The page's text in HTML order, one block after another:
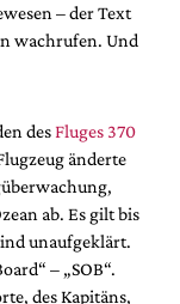
– der Text
wachrufen. Und
desFluges 370
änderte
ab. Es gilt bis
unaufgeklärt.
– „SOB“.
des Kapitäns,